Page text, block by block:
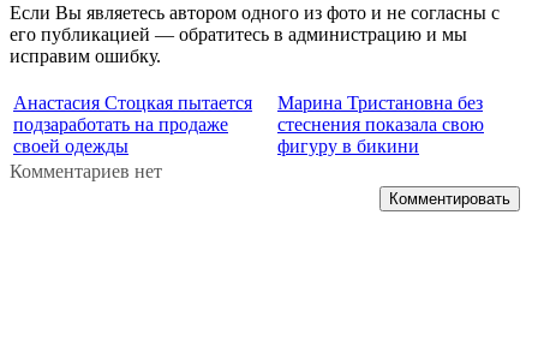
Если Вы являетесь автором одного из фото и не согласны с
его публикацией — обратитесь в администрацию и мы
исправим ошибку.
Анастасия Стоцкая пытается
подзаработать на продаже
своей одежды
Марина Тристановна без
стеснения показала свою
фигуру в бикини
Комментариев нет
Комментировать